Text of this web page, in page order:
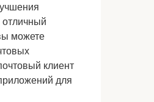
можете
клиент
для